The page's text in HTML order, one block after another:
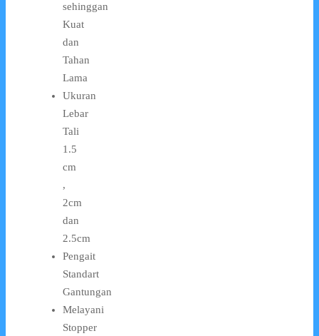
sehinggan
Kuat
dan
Tahan
Lama
Ukuran
Lebar
Tali
1.5
cm
,
2cm
dan
2.5cm
Pengait
Standart
Gantungan
Melayani
Stopper